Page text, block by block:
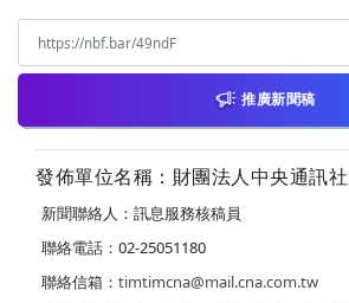
推廣新聞稿
發佈單位名稱：財團法人中央通訊社
新聞聯絡人：訊息服務核稿員
聯絡電話：02-25051180
聯絡信箱： timtimcna@mail.cna.com.tw